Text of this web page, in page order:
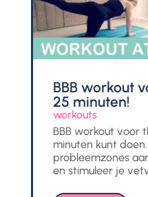
BBB workout
25 minuten!
workouts
BBB workout voor
minuten kunt
probleemzones
en stimuleer je